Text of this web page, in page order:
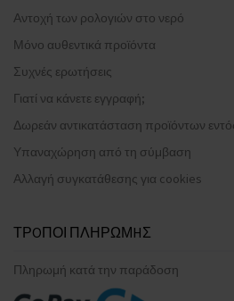
Αντοχή των ρολογιών στο νερό
Μόνο αυθεντικά προϊόντα
Συχνές ερωτήσεις
Γιατί να κάνετε εγγραφή;
Δωρεάν αντικατάσταση προϊόντων
Υπαναχώρηση από τη σύμβαση
Αλλαγή συγκατάθεσης για cookies
ΤΡOΠΟΙ ΠΛΗΡΩΜHΣ
Πληρωμή κατά την παράδοση